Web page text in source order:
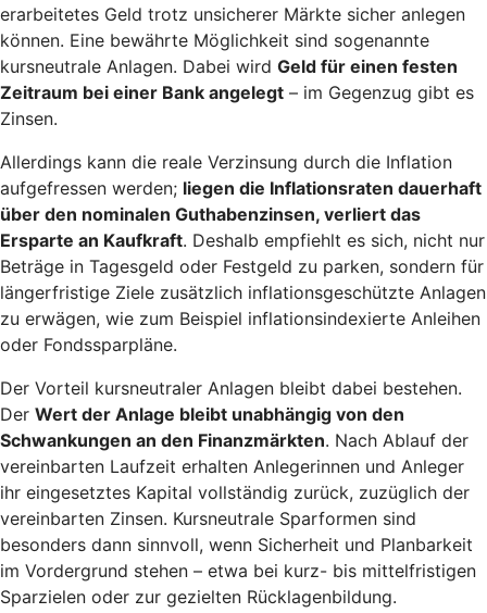
erarbeitetes Geld trotz unsicherer Märkte sicher anlegen
können. Eine bewährte Möglichkeit sind sogenannte
kursneutrale Anlagen. Dabei wird Geld für einen festen
Zeitraum bei einer Bank angelegt – im Gegenzug gibt es
Zinsen.
Allerdings kann die reale Verzinsung durch die Inflation
aufgefressen werden; liegen die Inflationsraten dauerhaft
über den nominalen Guthabenzinsen, verliert das
Ersparte an Kaufkraft. Deshalb empfiehlt es sich, nicht nur
Beträge in Tagesgeld oder Festgeld zu parken, sondern für
längerfristige Ziele zusätzlich inflationsgeschützte Anlagen
zu erwägen, wie zum Beispiel inflationsindexierte Anleihen
oder Fondssparpläne.
Der Vorteil kursneutraler Anlagen bleibt dabei bestehen.
Der Wert der Anlage bleibt unabhängig von den
Schwankungen an den Finanzmärkten. Nach Ablauf der
vereinbarten Laufzeit erhalten Anlegerinnen und Anleger
ihr eingesetztes Kapital vollständig zurück, zuzüglich der
vereinbarten Zinsen. Kursneutrale Sparformen sind
besonders dann sinnvoll, wenn Sicherheit und Planbarkeit
im Vordergrund stehen – etwa bei kurz- bis mittelfristigen
Sparzielen oder zur gezielten Rücklagenbildung.